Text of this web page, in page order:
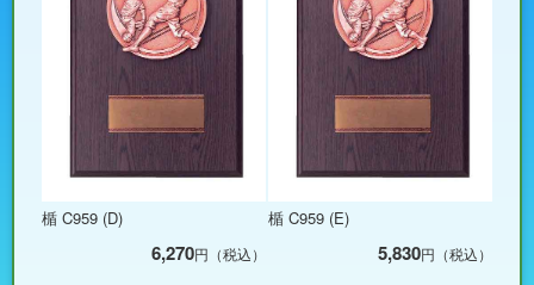
楯 C959 (D)
6,270円（税込）
楯 C959 (E)
5,830円（税込）